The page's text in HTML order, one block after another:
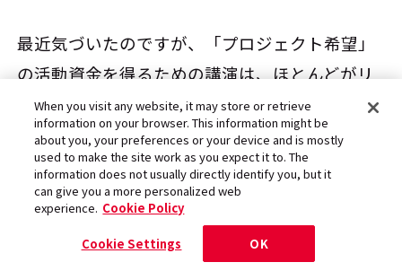
最近気づいたのですが、「プロジェクト希望」
の活動資金を得るための講演は、ほとんどがリ
ーダーシップをテーマにしているんですね。こ
れから日本を引っ張っていくリーダーに向けて
「リーダーとはこうあるべきだ」と語り、その
講演料を原資に子どもたちのリーダーシップを
育む活動を行なっている。
When you visit any website, it may store or retrieve
information on your browser. This information might be
about you, your preferences or your device and is mostly
used to make the site work as you expect it to. The
information does not usually directly identify you, but it
can give you a more personalized web
experience. Cookie Policy
Cookie Settings OK